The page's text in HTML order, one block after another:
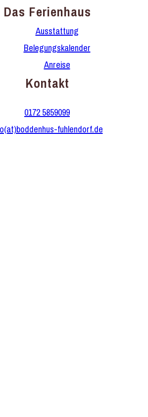
Das Ferienhaus
Ausstattung
Belegungskalender
Anreise
Kontakt
0172 5859099
fuhlendorf.de